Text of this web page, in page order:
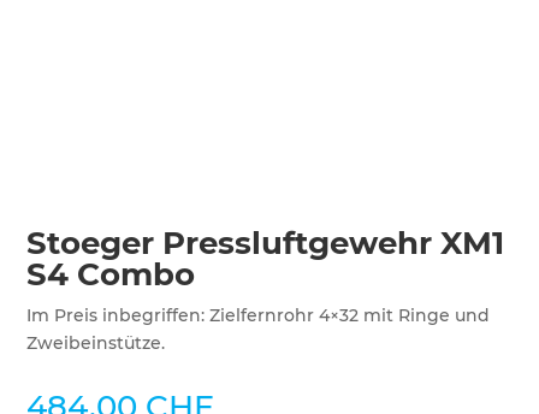
Stoeger Pressluftgewehr XM1
S4 Combo
Im Preis inbegriffen: Zielfernrohr 4×32 mit Ringe und
Zweibeinstütze.